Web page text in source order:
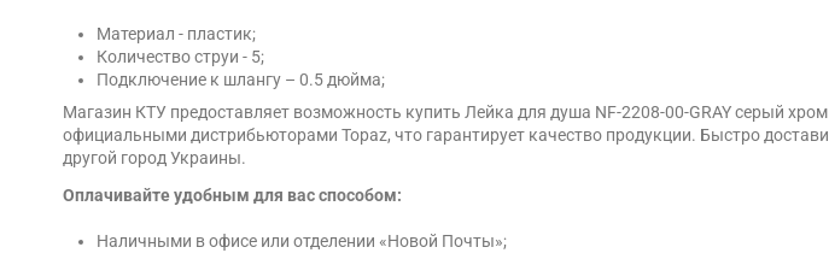
Материал - пластик;
Количество струи - 5;
Подключение к шлангу – 0.5 дюйма;
Магазин КТУ предоставляет возможность купить Лейка для душа NF-2208-00-GRAY серый
официальными дистрибьюторами Topaz, что гарантирует качество продукции. Быстро
другой город Украины.
Оплачивайте удобным для вас способом:
Наличными в офисе или отделении «Новой Почты»;